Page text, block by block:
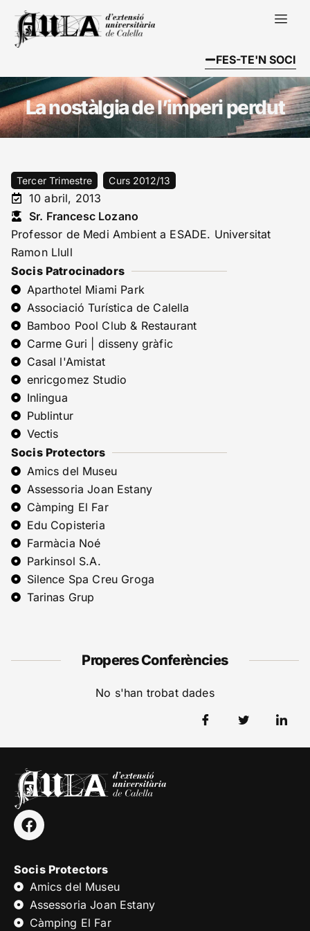
FES-TE'N SOCI
La nostàlgia de l’imperi perdut
Tercer Trimestre Curs 2012/13
10 abril, 2013
Sr. Francesc Lozano
Professor de Medi Ambient a ESADE. Universitat
Ramon Llull
Socis Patrocinadors
Aparthotel Miami Park
Associació Turística de Calella
Bamboo Pool Club & Restaurant
Carme Guri | disseny gràfic
Casal l'Amistat
enricgomez Studio
Inlingua
Publintur
Vectis
Socis Protectors
Amics del Museu
Assessoria Joan Estany
Càmping El Far
Edu Copisteria
Farmàcia Noé
Parkinsol S.A.
Silence Spa Creu Groga
Tarinas Grup
Properes Conferències
No s'han trobat dades
Socis Protectors
Amics del Museu
Assessoria Joan Estany
Càmping El Far